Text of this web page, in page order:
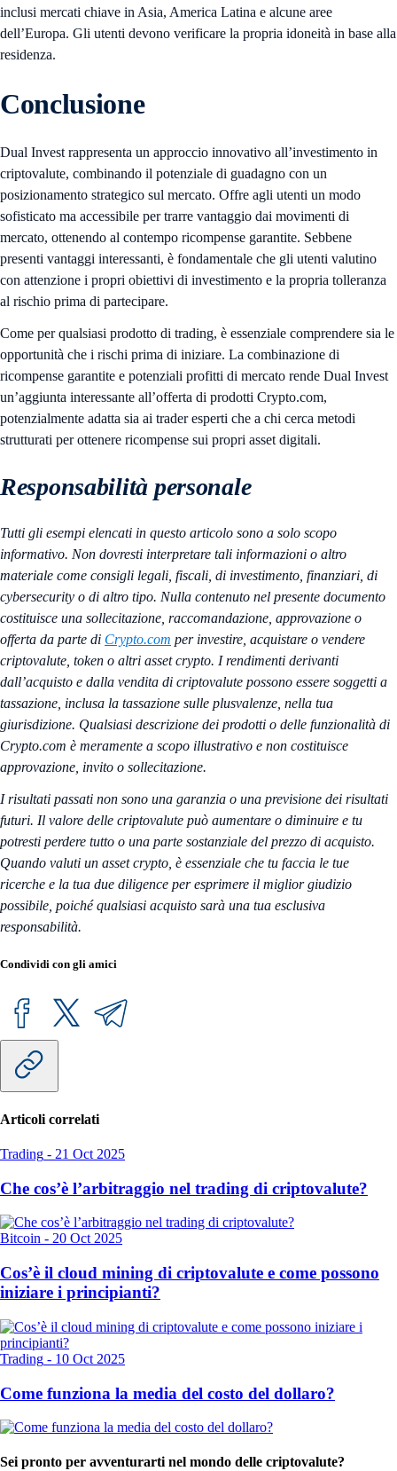
inclusi mercati chiave in Asia, America Latina e alcune aree
dell’Europa. Gli utenti devono verificare la propria idoneità in base alla
residenza.
Conclusione
Dual Invest rappresenta un approccio innovativo all’investimento in
criptovalute, combinando il potenziale di guadagno con un
posizionamento strategico sul mercato. Offre agli utenti un modo
sofisticato ma accessibile per trarre vantaggio dai movimenti di
mercato, ottenendo al contempo ricompense garantite. Sebbene
presenti vantaggi interessanti, è fondamentale che gli utenti valutino
con attenzione i propri obiettivi di investimento e la propria tolleranza
al rischio prima di partecipare.
Come per qualsiasi prodotto di trading, è essenziale comprendere sia le
opportunità che i rischi prima di iniziare. La combinazione di
ricompense garantite e potenziali profitti di mercato rende Dual Invest
un’aggiunta interessante all’offerta di prodotti Crypto.com,
potenzialmente adatta sia ai trader esperti che a chi cerca metodi
strutturati per ottenere ricompense sui propri asset digitali.
Responsabilità personale
Tutti gli esempi elencati in questo articolo sono a solo scopo
informativo. Non dovresti interpretare tali informazioni o altro
materiale come consigli legali, fiscali, di investimento, finanziari, di
cybersecurity o di altro tipo. Nulla contenuto nel presente documento
costituisce una sollecitazione, raccomandazione, approvazione o
offerta da parte di Crypto.com per investire, acquistare o vendere
criptovalute, token o altri asset crypto. I rendimenti derivanti
dall’acquisto e dalla vendita di criptovalute possono essere soggetti a
tassazione, inclusa la tassazione sulle plusvalenze, nella tua
giurisdizione. Qualsiasi descrizione dei prodotti o delle funzionalità di
Crypto.com è meramente a scopo illustrativo e non costituisce
approvazione, invito o sollecitazione.
I risultati passati non sono una garanzia o una previsione dei risultati
futuri. Il valore delle criptovalute può aumentare o diminuire e tu
potresti perdere tutto o una parte sostanziale del prezzo di acquisto.
Quando valuti un asset crypto, è essenziale che tu faccia le tue
ricerche e la tua due diligence per esprimere il miglior giudizio
possibile, poiché qualsiasi acquisto sarà una tua esclusiva
responsabilità.
Condividi con gli amici
Articoli correlati
Trading - 21 Oct 2025
Che cos’è l’arbitraggio nel trading di criptovalute?
Bitcoin - 20 Oct 2025
Cos’è il cloud mining di criptovalute e come possono
iniziare i principianti?
Trading - 10 Oct 2025
Come funziona la media del costo del dollaro?
Sei pronto per avventurarti nel mondo delle criptovalute?